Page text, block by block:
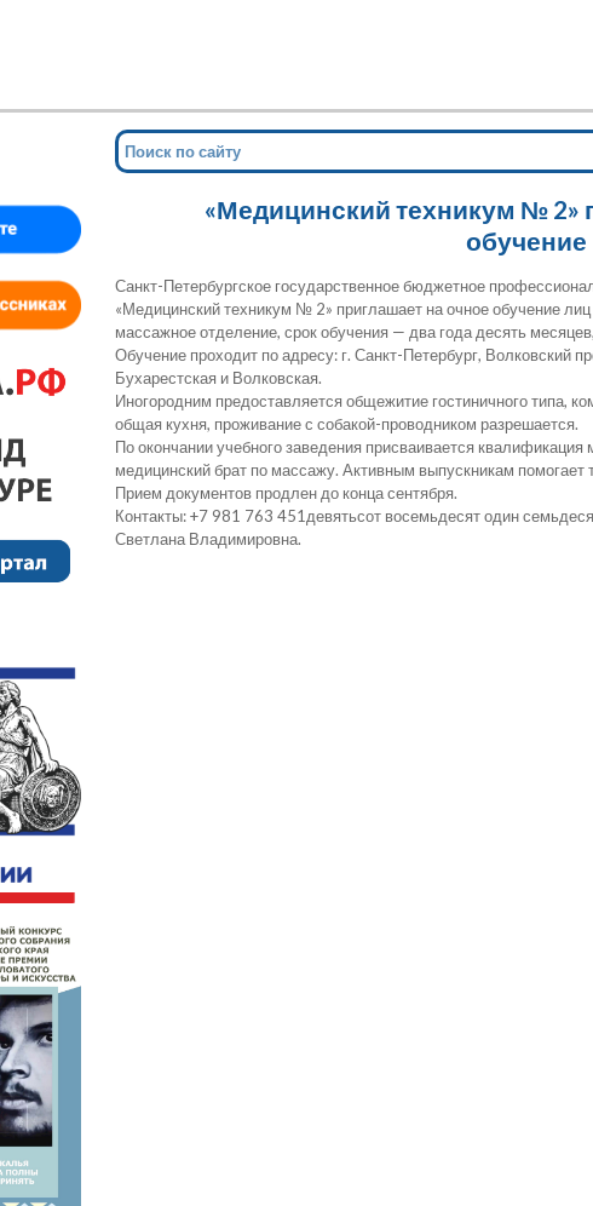
«Медицинский техникум № 2»
обучение
Санкт-Петербургское государственное бюджетное
«Медицинский техникум № 2» приглашает на очное обучение
массажное отделение, срок обучения — два года десять
Обучение проходит по адресу: г. Санкт-Петербург, Волковский
Бухарестская и Волковская.
Иногородним предоставляется общежитие гостиничного типа,
общая кухня, проживание с собакой-проводником разрешается.
По окончании учебного заведения присваивается
медицинский брат по массажу. Активным выпускникам помогает
Прием документов продлен до конца сентября.
Контакты: +7 981 763 451девятьсот восемьдесят один
Светлана Владимировна.